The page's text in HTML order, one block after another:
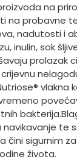
na
na probavne
nadutosti i
inulin, sok
prolazak
vlakna
bakterija.
navikavanje te
čini sigurnim
života.